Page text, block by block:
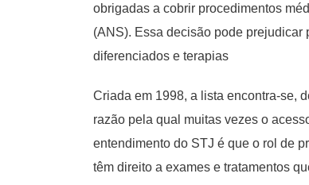
obrigadas a cobrir procedimentos
(ANS). Essa decisão pode
diferenciados e terapias
Criada em 1998, a lista encontra-se,
razão pela qual muitas vezes o
entendimento do STJ é que o rol de
têm direito a exames e tratamentos